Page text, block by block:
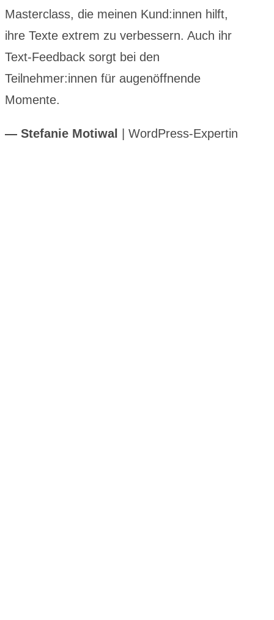
Masterclass, die meinen Kund:innen hilft,
ihre Texte extrem zu verbessern. Auch ihr
Text-Feedback sorgt bei den
Teilnehmer:innen für augenöffnende
Momente.
― Stefanie Motiwal | WordPress-Expertin